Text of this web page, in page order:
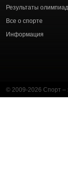
Результаты
Все о спорте
Информация
© 2009-2026 Спорт –